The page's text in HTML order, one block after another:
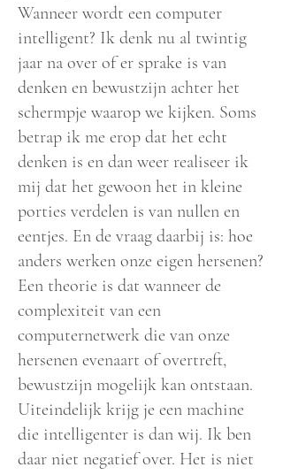
Wanneer wordt een computer
intelligent? Ik denk nu al twintig
jaar na over of er sprake is van
denken en bewustzijn achter het
schermpje waarop we kijken. Soms
betrap ik me erop dat het echt
denken is en dan weer realiseer ik
mij dat het gewoon het in kleine
porties verdelen is van nullen en
eentjes. En de vraag daarbij is: hoe
anders werken onze eigen hersenen?
Een theorie is dat wanneer de
complexiteit van een
computernetwerk die van onze
hersenen evenaart of overtreft,
bewustzijn mogelijk kan ontstaan.
Uiteindelijk krijg je een machine
die intelligenter is dan wij. Ik ben
daar niet negatief over. Het is niet